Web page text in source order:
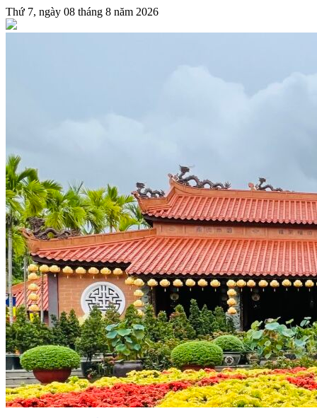
Thứ 7, ngày 08 tháng 8 năm 2026